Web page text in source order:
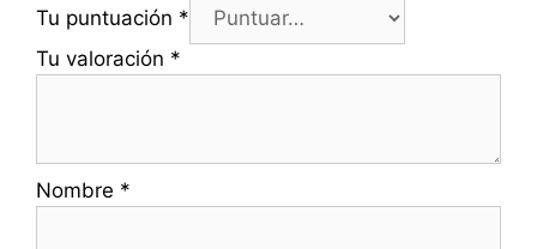
Tu puntuación *
Tu valoración *
Nombre *